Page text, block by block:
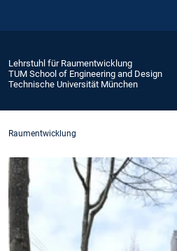
Lehrstuhl für Raumentwicklung
TUM School of Engineering and Design
Technische Universität München
Raumentwicklung